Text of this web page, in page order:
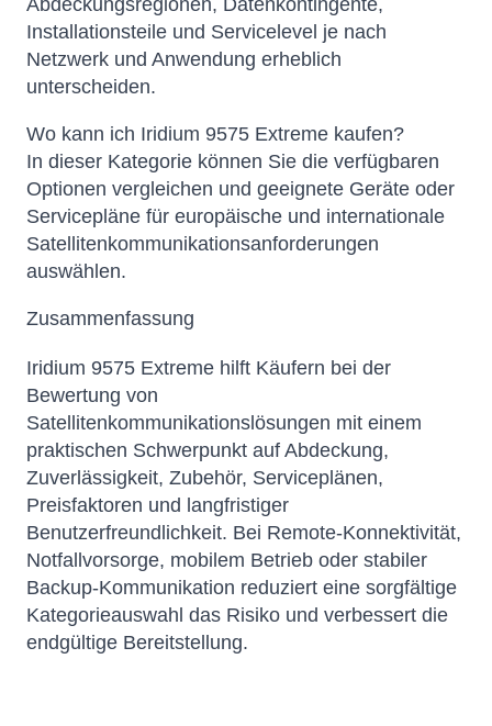
Abdeckungsregionen, Datenkontingente,
Installationsteile und Servicelevel je nach
Netzwerk und Anwendung erheblich
unterscheiden.
Wo kann ich Iridium 9575 Extreme kaufen?
In dieser Kategorie können Sie die verfügbaren
Optionen vergleichen und geeignete Geräte oder
Servicepläne für europäische und internationale
Satellitenkommunikationsanforderungen
auswählen.
Zusammenfassung
Iridium 9575 Extreme hilft Käufern bei der
Bewertung von
Satellitenkommunikationslösungen mit einem
praktischen Schwerpunkt auf Abdeckung,
Zuverlässigkeit, Zubehör, Serviceplänen,
Preisfaktoren und langfristiger
Benutzerfreundlichkeit. Bei Remote-Konnektivität,
Notfallvorsorge, mobilem Betrieb oder stabiler
Backup-Kommunikation reduziert eine sorgfältige
Kategorieauswahl das Risiko und verbessert die
endgültige Bereitstellung.